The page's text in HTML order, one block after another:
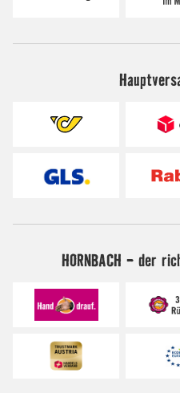
HORNBACH - der